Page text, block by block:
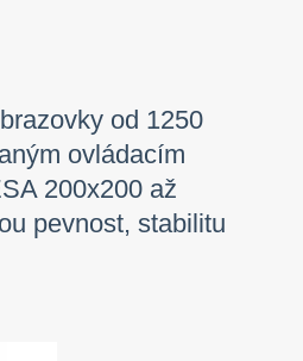
od 1250
ovládacím
200x200 až
pevnost, stabilitu